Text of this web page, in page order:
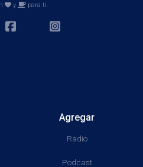
y para ti.
Agregar
Radio
Podcast